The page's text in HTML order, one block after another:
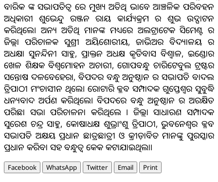
ବାରିକ ଙ୍କ ସଭାପତିତ୍ୱ ରେ ମୁଖ୍ୟ ଅତିଥି ଭାବେ ଆଞ୍ଚଳିକ ପରିବହନ
ଅଧିକାରୀ ଶୁଭେନ୍ଦୁ ରଞ୍ଜନ ରାୟ କାର୍ଯ୍ୟକ୍ରମ ର ଶୁଭ ଉଦ୍ଘାଟନ
କରିଥିଲେ। ଅନ୍ୟ ଅତିଥି ମାନଙ୍କ ମଧ୍ୟରେ ଅଲଟ୍ରାଟେକ ସିମେଣ୍ଟ ର
ଜିଲ୍ଲା ପରିଚାଳକ ସୁଶ୍ରୀ ଅୟିଶୋରୀୟ, ଜାଭିଅର ବିଦ୍ୟାଳୟ ର
ଅଧକ୍ଷା ସୁନନ୍ଦିନୀ ସାହୁ, ପ୍ରାକ୍ତନ ଅଧକ୍ଷ କୃତିବାସ ବିଶ୍ୱାଳ, ଇଣ୍ଡୋର
ଖେଳ ଶିକ୍ଷକ ବିଶ୍ଵମୋହନ ଅଚାରୀ, ଗୋପବନ୍ଧୁ ଚାରିଟେବୁଲ ଟ୍ରଷ୍ଟର
ସନ୍ତୋଷ ଦଳବେହେରା, ବିପଦର ବନ୍ଧୁ ଅନୁଷ୍ଠାନ ର ସଭାପତି ବାଦଲ
ତ୍ରିପାଠୀ ମଂଚାସୀନ ଥିଲେ। ରୋଟାରି କ୍ଳବ ସମ୍ପାଦକ ଗୁପ୍ତେଶ୍ୱର ସୁବୁଦ୍ଧି
ଧନ୍ୟବାଦ ଅର୍ପଣ କରିଥିଲେ। ବିପଦରେ ବନ୍ଧୁ ଅନୁଷ୍ଠାନ ର ଅରକ୍ଷିତ
ପରିଛା ସଭା ପରିଚାଳନା କରିଥିଲେ । ଜିଲ୍ଲା ସାଧାରଣ ସମ୍ପାଦକ
ସୁରେଶ ଚନ୍ଦ୍ର ସାହୁ, କୋଷାଧକ୍ଷ ଶୁଭ୍ରାଂଶୁ ତ୍ରିପାଠୀ, ଭୁବନେଶ୍ୱର କ୍ଳବ
ସଭାପତି ଅକ୍ଷୟ ପ୍ରଧାନ ଛାତ୍ରଛାତ୍ରୀ ଓ କ୍ରୀଡ଼ାବିତ ମାନଙ୍କୁ ପୁରସ୍କାର
ପ୍ରଧାନ କରିବା ସହ ବନ୍ଧୁତ୍ୱ କେକ କଟାଯାଇଥିଲା।
Facebook WhatsApp Twitter Email Print